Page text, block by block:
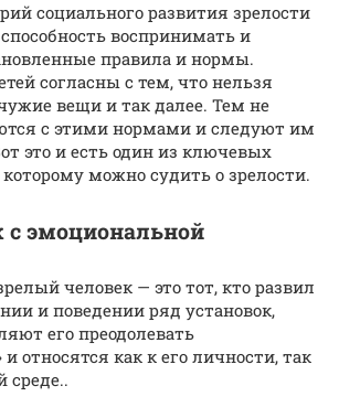
социального развития зрелости
воспринимать и
правила и нормы.
согласны с тем, что нельзя
вещи и так далее. Тем не
с этими нормами и следуют им
это и есть один из ключевых
которому можно судить о зрелости.
с эмоциональной
человек — это тот, кто развил
и поведении ряд установок,
его преодолевать
относятся как к его личности, так
среде..